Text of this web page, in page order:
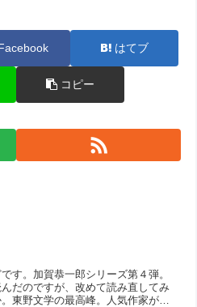
はてブ
コピー
す。加賀恭一郎シリーズ第４弾。
だのですが、改めて読み直してみ
東野文学の最高峰。人気作家が仕